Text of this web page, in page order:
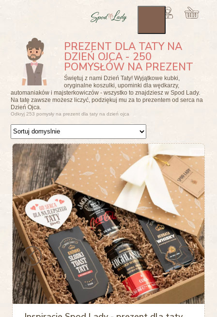
PREZENT DLA TATY NA
DZIEŃ OJCA - 250
POMYSŁÓW NA PREZENT
Świętuj z nami Dzień Taty! Wyjątkowe kubki,
oryginalne koszulki, upominki dla wędkarzy,
automaniaków i majsterkowiczów - wszystko to znajdziesz w Spod Lady.
Na tatę zawsze możesz liczyć, podziękuj mu za to prezentem od serca na
Dzień Ojca.
Odkryj 253 pomysły na prezent dla taty na dzień ojca